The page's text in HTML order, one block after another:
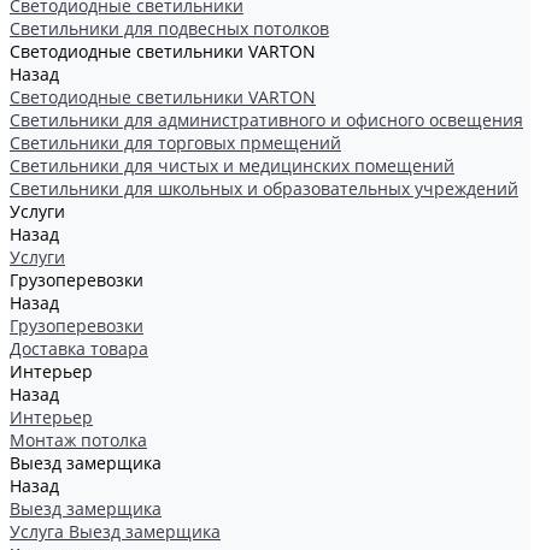
Светодиодные светильники
Светильники для подвесных потолков
Светодиодные светильники VARTON
Назад
Светодиодные светильники VARTON
Светильники для административного и офисного освещения
Светильники для торговых прмещений
Светильники для чистых и медицинских помещений
Светильники для школьных и образовательных учреждений
Услуги
Назад
Услуги
Грузоперевозки
Назад
Грузоперевозки
Доставка товара
Интерьер
Назад
Интерьер
Монтаж потолка
Выезд замерщика
Назад
Выезд замерщика
Услуга Выезд замерщика